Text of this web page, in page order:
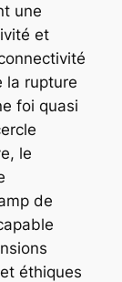
une
et
la rupture
foi quasi
le
de
éthiques